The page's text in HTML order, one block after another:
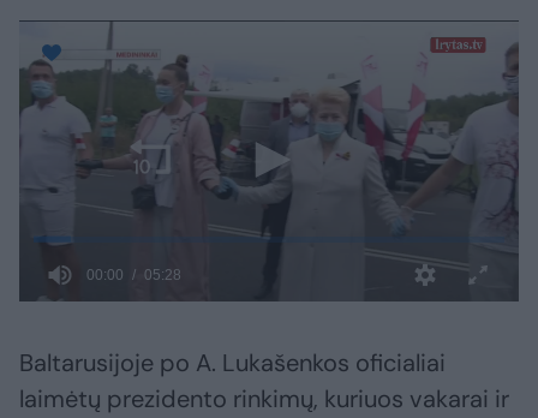
Baltarusijoje po A. Lukašenkos oficialiai
laimėtų prezidento rinkimų, kuriuos vakarai ir